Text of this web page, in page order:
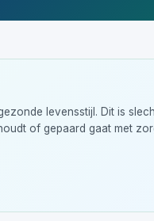
levensstijl. Dit is
of gepaard gaat met